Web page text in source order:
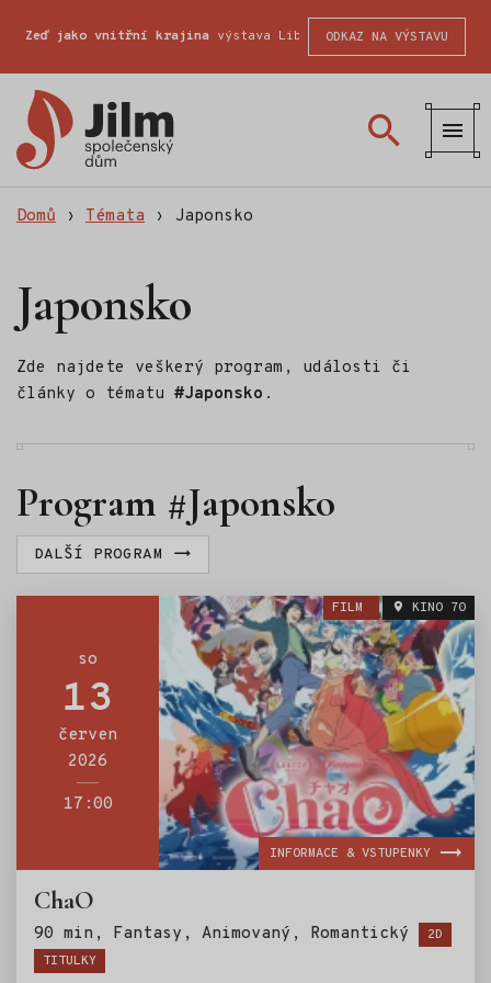
Zeď jako vnitřní krajina výstava Liberecké školy fotografické
ODKAZ NA VÝSTAVU
Domů › Témata › Japonsko
Japonsko
Zde najdete veškerý program, události či
články o tématu #Japonsko .
Program #Japonsko
DALŠÍ PROGRAM
so
13
červen
2026
17:00
FILM KINO 70
ChaO
90 min, Fantasy, Animovaný, Romantický Štítky:
2D
TITULKY
INFORMACE & VSTUPENKY